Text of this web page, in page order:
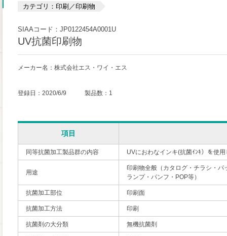
カテゴリ：印刷／印刷物
SIAAコード：JP0122454A0001U
UV抗菌印刷物
メーカー名：株式会社エス・ワイ・エス
登録日：2020/6/9 製品数：1
項目
同等抗菌加工製品群の内容 UVにおわなインキ(抗菌ｲﾝｷ）を使
用途
印刷物全般（カタログ・チラシ・
ランプ・パンフ・POP等）
抗菌加工部位 印刷面
抗菌加工方法 印刷
抗菌剤の大分類 無機抗菌剤